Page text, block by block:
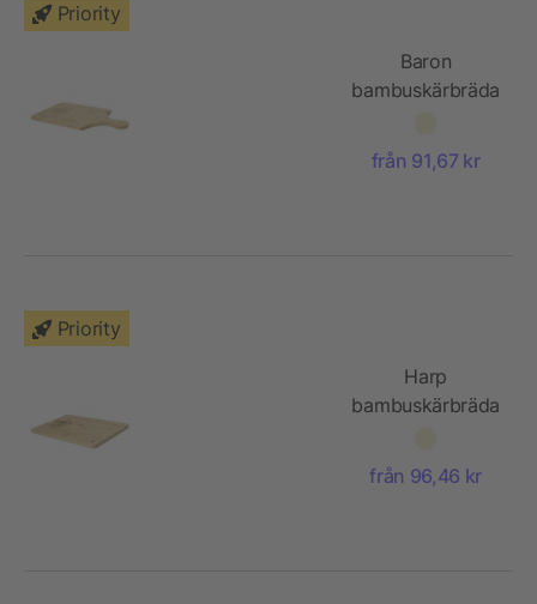
Priority
Baron
bambuskärbräda
från 91,67 kr
Priority
Harp
bambuskärbräda
från 96,46 kr